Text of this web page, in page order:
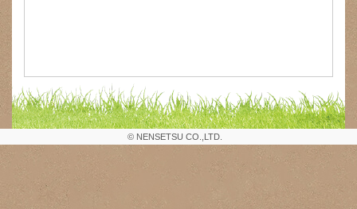
© NENSETSU CO.,LTD.